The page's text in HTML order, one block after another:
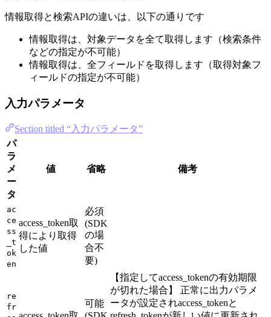
情報取得と検索APIの違いは、以下の通りです
情報取得は、対象データを全て取得します（検索条件
などの指定が不可能）
情報取得は、全フィールドを取得します（取得対象フ
ィールドの指定が不可能）
入力パラメータ
Section titled “入力パラメータ”
パ
ラ
メ
ー
タ
値 省略 備考
ac
ce
ss
_t
ok
en
access_token取
得により取得
した値
必須
(SDK
の場
合不
要)
re
fr
可能
【指定してaccess_tokenの有効期限
が切れた場合】 正常に出力パラメ
ータが設定されaccess_tokenと